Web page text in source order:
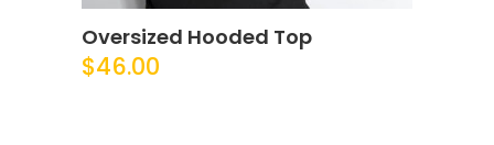
Oversized Hooded Top
$46.00